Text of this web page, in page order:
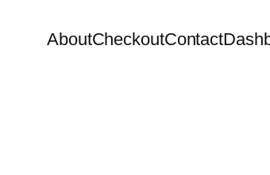
AboutCheckoutContact